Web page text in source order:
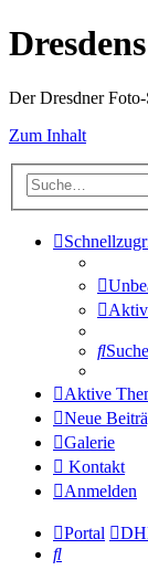
Der Dresdner
Zum Inhalt
Suche
Aktive
Neue
Galerie
Kontakt
Anmelden
Portal
Suche